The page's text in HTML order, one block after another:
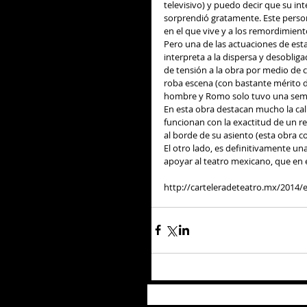
televisivo) y puedo decir que su
sorprendió gratamente. Este
en el que vive y a los
Pero una de las actuaciones de
interpreta a la dispersa y
de tensión a la obra por medio de
roba escena (con bastante mérito
hombre y Romo solo tuvo una
En esta obra destacan mucho la
funcionan con la exactitud de un
al borde de su asiento (esta obra
El otro lado, es definitivamente
apoyar al teatro mexicano, que en
http://carteleradeteatro.mx/